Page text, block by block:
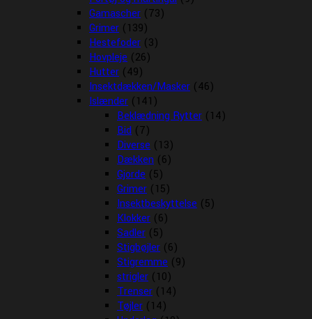
Gamascher (73)
Grimer (139)
Hestefoder (3)
Hovpleje (26)
Hutter (49)
Insektdækken/Masker (46)
Islænder (141)
Beklædning Rytter (14)
Bid (7)
Diverse (13)
Dækken (6)
Gjorde (5)
Grimer (15)
Insektbeskyttelse (5)
Klokker (6)
Sadler (5)
Stigbøjler (6)
Stigremme (9)
strigler (10)
Trenser (14)
Tøjler (14)